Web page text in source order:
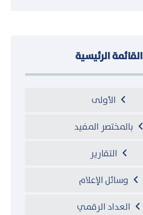
القائمة الرئيسية
الأولى
بالمختصر المفيد
التقارير
وسائل الإعلام
العداد الرقمي